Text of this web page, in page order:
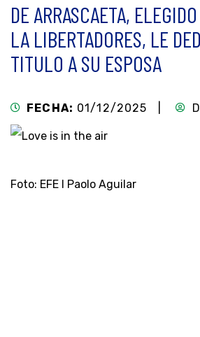
DE ARRASCAETA,
LA LIBERTADORES, LE
TITULO A SU ESPOSA
FECHA: 01/12/2025 |
Foto: EFE l Paolo Aguilar